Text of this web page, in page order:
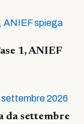
1, ANIEF
da settembre